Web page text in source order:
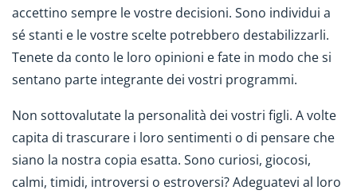
accettino sempre le vostre decisioni. Sono individui a
sé stanti e le vostre scelte potrebbero destabilizzarli.
Tenete da conto le loro opinioni e fate in modo che si
sentano parte integrante dei vostri programmi.
Non sottovalutate la personalità dei vostri figli. A volte
capita di trascurare i loro sentimenti o di pensare che
siano la nostra copia esatta. Sono curiosi, giocosi,
calmi, timidi, introversi o estroversi? Adeguatevi al loro